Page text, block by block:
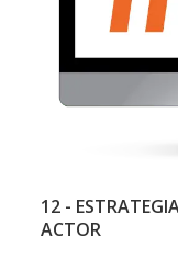
12 -
ACTOR